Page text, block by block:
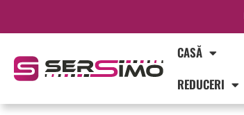
CASĂ
REDUCERI